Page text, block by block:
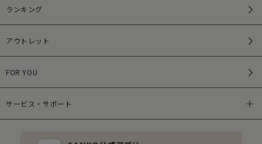
ランキング
アウトレット
FOR YOU
サービス・サポート